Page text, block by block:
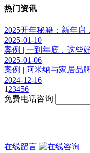
热门资讯
2025开年秘籍：新年启
2025-01-10
案例 | 一到年底，这些
2025-01-06
案例 | 阿米纳与家居品
2024-12-16
1 23456
免费电话咨询
在线留言